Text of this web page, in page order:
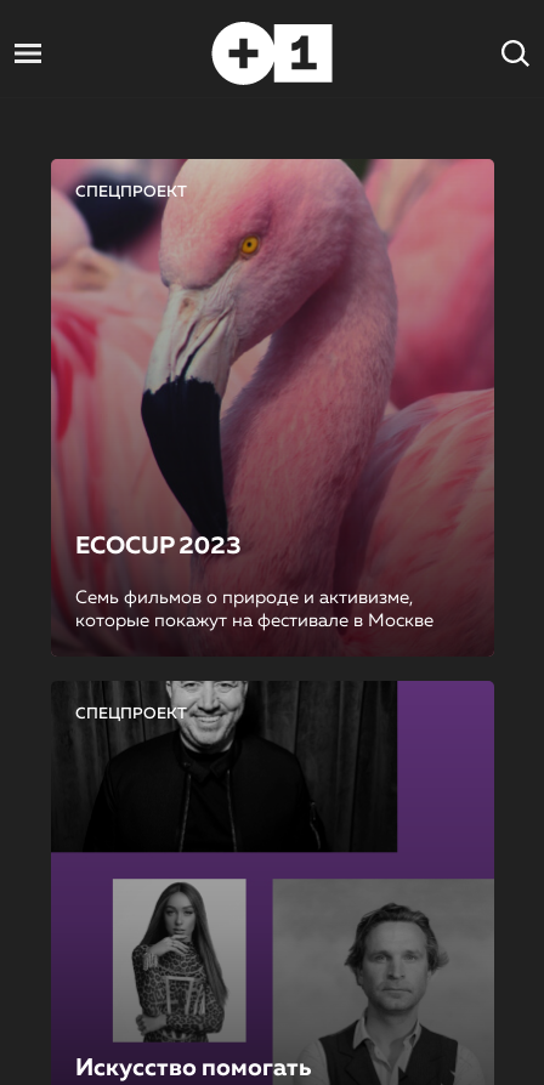
СПЕЦПРОЕКТ
ECOCUP 2023
Семь фильмов о природе и активизме,
которые покажут на фестивале в Москве
СПЕЦПРОЕКТ
Искусство помогать